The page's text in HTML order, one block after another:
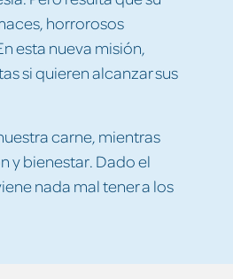
horrorosos
esta nueva misión,
si quieren alcanzar sus
carne, mientras
y bienestar. Dado el
nada mal tener a los